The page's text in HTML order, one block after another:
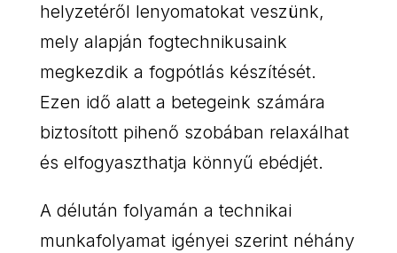
helyzetéről lenyomatokat veszünk,
mely alapján fogtechnikusaink
megkezdik a fogpótlás készítését.
Ezen idő alatt a betegeink számára
biztosított pihenő szobában relaxálhat
és elfogyaszthatja könnyű ebédjét.
A délután folyamán a technikai
munkafolyamat igényei szerint néhány